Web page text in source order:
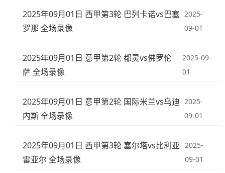
2025年09月01日 西甲第3轮 巴列卡诺vs巴塞
罗那 全场录像
2025-
09-01
2025年09月01日 意甲第2轮 都灵vs佛罗伦
萨 全场录像
2025-09-
01
2025年09月01日 意甲第2轮 国际米兰vs乌迪
内斯 全场录像
2025-
09-01
2025年09月01日 西甲第3轮 塞尔塔vs比利亚
雷亚尔 全场录像
2025-
09-01